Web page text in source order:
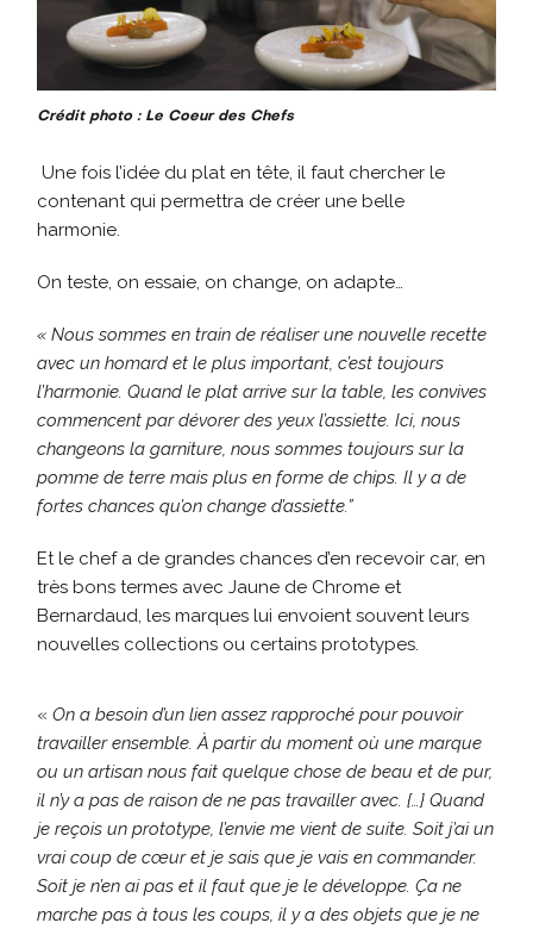
Crédit photo : Le Coeur des Chefs
Une fois l’idée du plat en tête, il faut chercher le
contenant qui permettra de créer une belle
harmonie.
On teste, on essaie, on change, on adapte…
« Nous sommes en train de réaliser une nouvelle recette
avec un homard et le plus important, c’est toujours
l’harmonie. Quand le plat arrive sur la table, les convives
commencent par dévorer des yeux l’assiette. Ici, nous
changeons la garniture, nous sommes toujours sur la
pomme de terre mais plus en forme de chips. Il y a de
fortes chances qu’on change d’assiette.”
Et le chef a de grandes chances d’en recevoir car, en
très bons termes avecJaune de Chrome et
Bernardaud, les marques lui envoient souvent leurs
nouvelles collections ou certains prototypes.
«On a besoin d’un lien assez rapproché pour pouvoir
travailler ensemble. À partir du moment où une marque
ou un artisan nous fait quelque chose de beau et de pur,
il n’y a pas de raison de ne pas travailler avec. {…} Quand
je reçois un prototype, l’envie me vient de suite. Soit j’ai un
vrai coup de cœur et je sais que je vais en commander.
Soit je n’en ai pas et il faut que je le développe. Ça ne
marche pas à tous les coups, il y a des objets que je ne